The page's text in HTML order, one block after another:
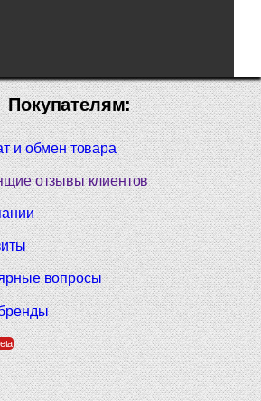
Покупателям:
и обмен товара
отзывы клиентов
вопросы